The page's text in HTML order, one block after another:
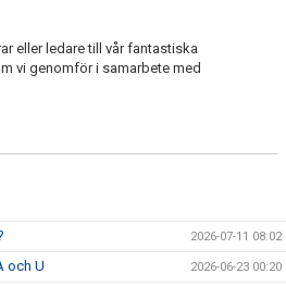
eller ledare till vår fantastiska
vi genomför i samarbete med
2026-07-11 08:02
och U 2026-06-23 00:20